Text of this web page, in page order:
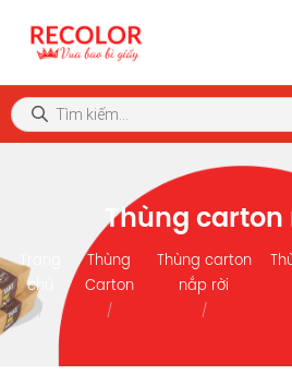
Thùng carton
Trang
chủ
Thùng
Carton
Thùng carton
nắp rời